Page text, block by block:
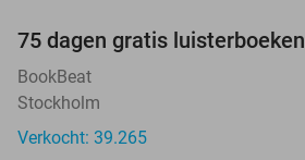
75 dagen gratis
BookBeat
Stockholm
Verkocht: 39.265